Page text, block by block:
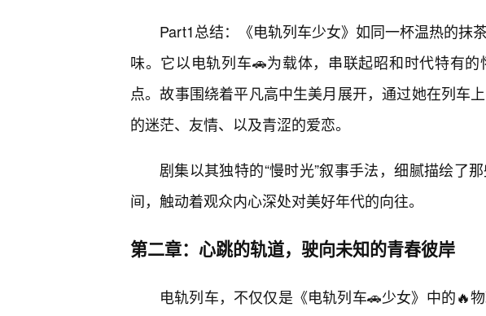
Part1总结：《电轨列车少女》如同一杯温热的抹
味。它以电轨列车🚗为载体，串联起昭和时代特有
点。故事围绕着平凡高中生美月展开，通过她在列车
的迷茫、友情、以及青涩的爱恋。
剧集以其独特的“慢时光”叙事手法，细腻描绘了
间，触动着观众内心深处对美好年代的向往。
第二章：心跳的轨道，驶向未知的青春彼岸
电轨列车，不仅仅是《电轨列车🚗少女》中的🔥